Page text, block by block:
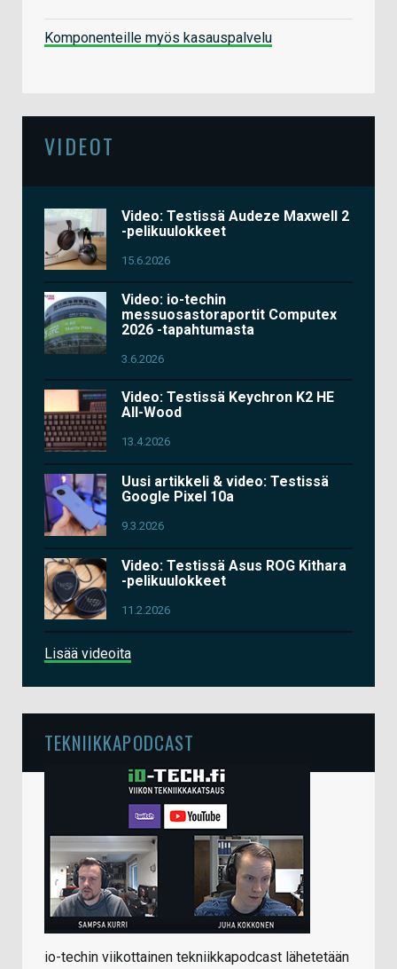
Komponenteille myös kasauspalvelu
VIDEOT
Video: Testissä Audeze Maxwell 2
-pelikuulokkeet
15.6.2026
Video: io-techin
messuosastoraportit Computex
2026 -tapahtumasta
3.6.2026
Video: Testissä Keychron K2 HE
All-Wood
13.4.2026
Uusi artikkeli & video: Testissä
Google Pixel 10a
9.3.2026
Video: Testissä Asus ROG Kithara
-pelikuulokkeet
11.2.2026
Lisää videoita
TEKNIIKKAPODCAST
io-techin viikottainen tekniikkapodcast lähetetään